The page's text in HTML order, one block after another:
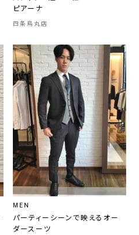
ピアーナ
四条烏丸店
MEN
パーティーシーンで映えるオー
ダースーツ